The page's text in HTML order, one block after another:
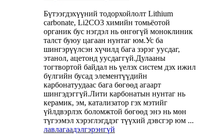
Бүтээгдэхүүний тодорхойлолт Lithium
carbonate, Li2CO3 химийн томьёотой
органик бус нэгдэл нь өнгөгүй моноклиник
талст буюу цагаан нунтаг юм.Ус ба
шингэрүүлсэн хүчилд бага зэрэг уусдаг,
этанол, ацетонд уусдаггүй.Дулааны
тогтвортой байдал нь үелэх систем дэх ижил
бүлгийн бусад элементүүдийн
карбонатуудаас бага бөгөөд агаарт
шингэдэггүй.Лити карбонатын нунтаг нь
керамик, эм, катализатор гэх мэтийг
үйлдвэрлэх боломжтой бөгөөд энэ нь мөн
түгээмэл хэрэглэгддэг түүхий дэвсгэр юм ...
лавлагаадэлгэрэнгүй